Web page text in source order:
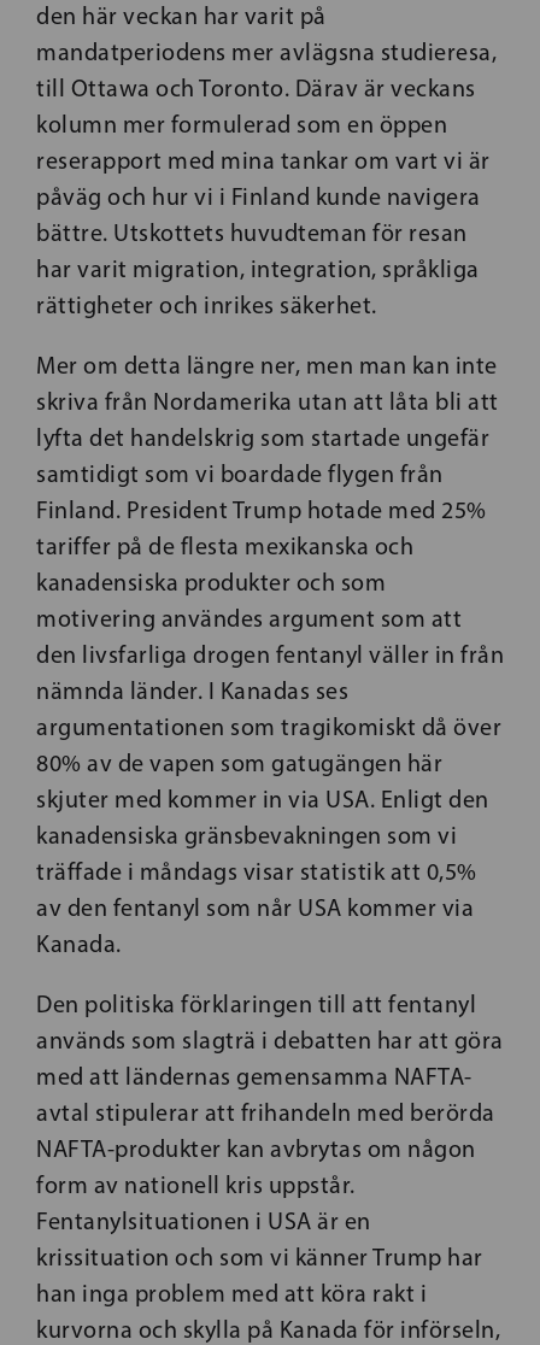
den här veckan har varit på
mandatperiodens mer avlägsna studieresa,
till Ottawa och Toronto. Därav är veckans
kolumn mer formulerad som en öppen
reserapport med mina tankar om vart vi är
påväg och hur vi i Finland kunde navigera
bättre. Utskottets huvudteman för resan
har varit migration, integration, språkliga
rättigheter och inrikes säkerhet.
Mer om detta längre ner, men man kan inte
skriva från Nordamerika utan att låta bli att
lyfta det handelskrig som startade ungefär
samtidigt som vi boardade flygen från
Finland. President Trump hotade med 25%
tariffer på de flesta mexikanska och
kanadensiska produkter och som
motivering användes argument som att
den livsfarliga drogen fentanyl väller in från
nämnda länder. I Kanadas ses
argumentationen som tragikomiskt då över
80% av de vapen som gatugängen här
skjuter med kommer in via USA. Enligt den
kanadensiska gränsbevakningen som vi
träffade i måndags visar statistik att 0,5%
av den fentanyl som når USA kommer via
Kanada.
Den politiska förklaringen till att fentanyl
används som slagträ i debatten har att göra
med att ländernas gemensamma NAFTA-
avtal stipulerar att frihandeln med berörda
NAFTA-produkter kan avbrytas om någon
form av nationell kris uppstår.
Fentanylsituationen i USA är en
krissituation och som vi känner Trump har
han inga problem med att köra rakt i
kurvorna och skylla på Kanada för införseln,